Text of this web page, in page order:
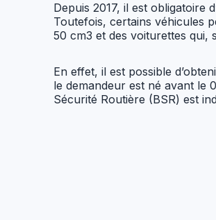
Depuis 2017, il est obligatoire
Toutefois, certains véhicules
50 cm3 et des voiturettes qui,
En effet, il est possible
le demandeur est né avant le
Sécurité Routière (BSR) est